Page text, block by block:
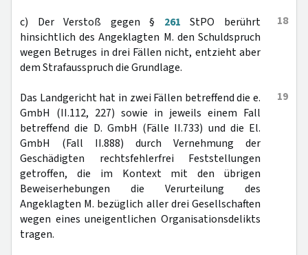
18
c) Der Verstoß gegen § 261 StPO berührt
hinsichtlich des Angeklagten M. den Schuldspruch
wegen Betruges in drei Fällen nicht, entzieht aber
dem Strafausspruch die Grundlage.
19
Das Landgericht hat in zwei Fällen betreffend die e.
GmbH (II.112, 227) sowie in jeweils einem Fall
betreffend die D. GmbH (Fälle II.733) und die El.
GmbH (Fall II.888) durch Vernehmung der
Geschädigten rechtsfehlerfrei Feststellungen
getroffen, die im Kontext mit den übrigen
Beweiserhebungen die Verurteilung des
Angeklagten M. bezüglich aller drei Gesellschaften
wegen eines uneigentlichen Organisationsdelikts
tragen.